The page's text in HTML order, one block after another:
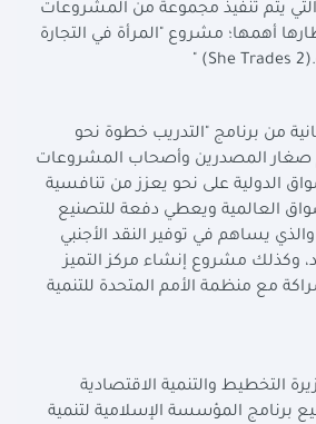
(الأفتياس 2) والتي يتم تنفيذ مجموعة من المشروعات
أهمها؛ مشروع "المرأة في التجارة
" (She Trades 2).
من برنامج "التدريب خطوة نحو
صغار المصدرين وأصحاب المشروعات
الدولية على نحو يعزز من تنافسية
العالمية ويعطي دفعة للتصنيع
يساهم في توفير النقد الأجنبي
وكذلك مشروع إنشاء مركز التميز
مع منظمة الأمم المتحدة للتنمية
التخطيط والتنمية الاقتصادية
برنامج المؤسسة الإسلامية لتنمية